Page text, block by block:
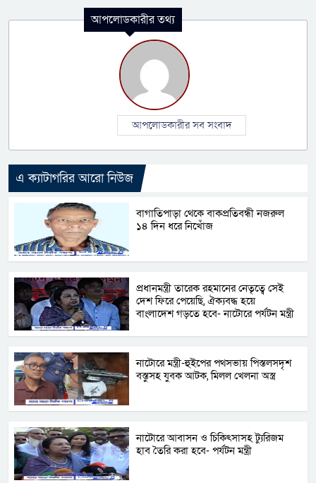
আপলোডকারীর তথ্য
আপলোডকারীর সব সংবাদ
এ ক্যাটাগরির আরো নিউজ
বাগাতিপাড়া থেকে বাকপ্রতিবন্ধী নজরুল
১৪ দিন ধরে নিখোঁজ
প্রধানমন্ত্রী তারেক রহমানের নেতৃত্বে সেই
দেশ ফিরে পেয়েছি, ঐক্যবদ্ধ হয়ে
বাংলাদেশ গড়তে হবে- নাটোরে পর্যটন মন্ত্রী
নাটোরে মন্ত্রী-হুইপের পথসভায় পিস্তলসদৃশ
বস্তুসহ যুবক আটক, মিলল খেলনা অস্ত্র
নাটোরে আবাসন ও চিকিৎসাসহ ট্যুরিজম
হাব তৈরি করা হবে- পর্যটন মন্ত্রী